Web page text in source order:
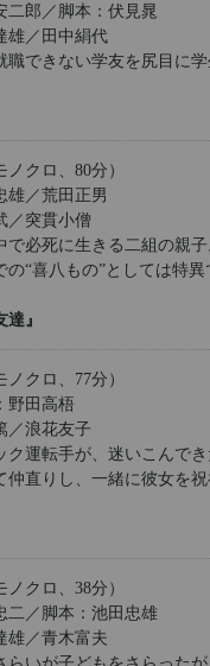
二郎／脚本：伏見晁
雄／田中絹代
職できない学友を尻目に
ノクロ、80分）
雄／荒田正男
／突貫小僧
で必死に生きる二組の親
の“喜八もの”としては特異
達』
ノクロ、77分）
野田高梧
／浪花友子
ク運転手が、迷いこんで
仲直りし、一緒に彼女を祝
ノクロ、38分）
二／脚本：池田忠雄
雄／青木富夫